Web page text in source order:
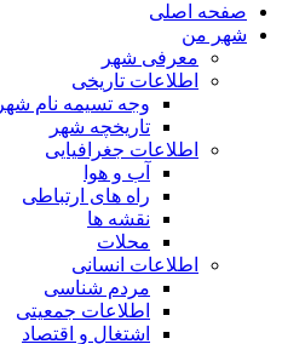
صفحه اصلی
شهر من
معرفی شهر
اطلاعات تاریخی
وجه تسیمه نام شهر
تاریخچه شهر
اطلاعات جغرافیایی
آب و هوا
راه های ارتباطی
نقشه ها
محلات
اطلاعات انسانی
مردم شناسی
اطلاعات جمعیتی
اشتغال و اقتصاد